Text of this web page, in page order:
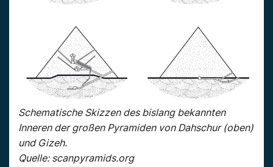
Schematische Skizzen des bislang bekannten
Inneren der großen Pyramiden von Dahschur (oben)
und Gizeh.
Quelle: scanpyramids.org